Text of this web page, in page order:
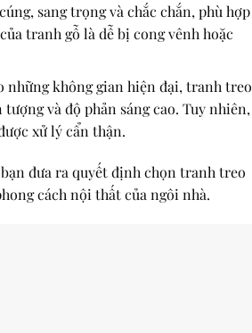
sang trọng và chắc chắn, phù hợp
tranh gỗ là dễ bị cong vênh hoặc
những không gian hiện đại, tranh treo
và độ phản sáng cao. Tuy nhiên,
xử lý cẩn thận.
đưa ra quyết định chọn tranh treo
cách nội thất của ngôi nhà.